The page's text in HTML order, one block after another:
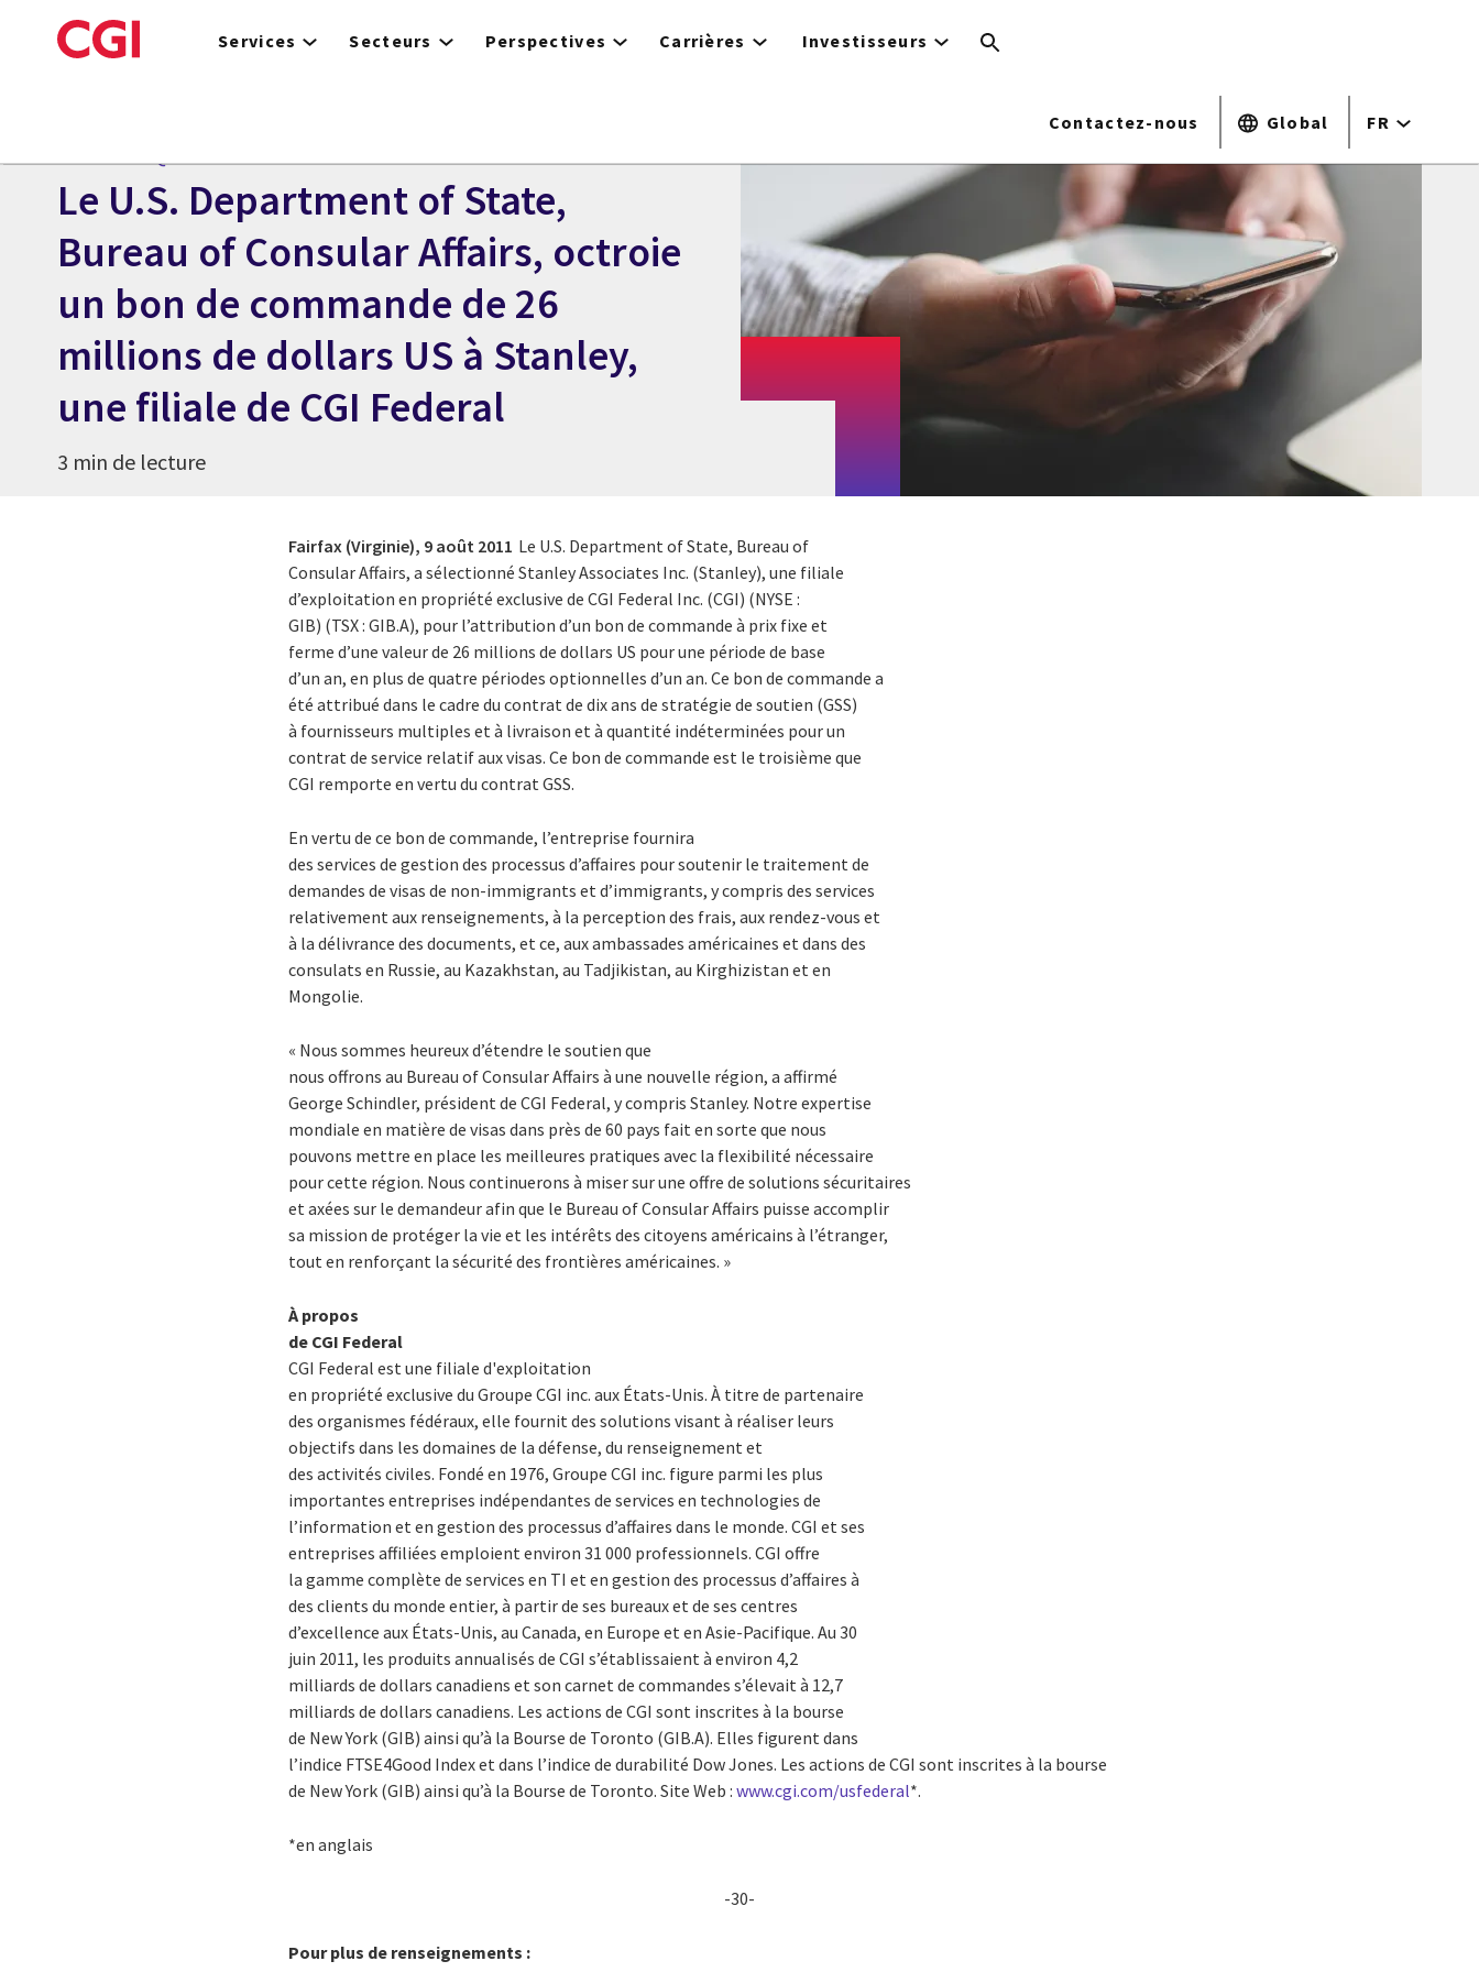
to
Services Secteurs Perspectives Carrières Investisseurs
Contactez-nous Global FR
Le U.S. Department of State,
Bureau of Consular Affairs, octroie
un bon de commande de 26
millions de dollars US à Stanley,
une filiale de CGI Federal
3 min de lecture
Fairfax (Virginie), 9 août 2011 Le U.S. Department of State, Bureau of
Consular Affairs, a sélectionné Stanley Associates Inc. (Stanley), une filiale
d’exploitation en propriété exclusive de CGI Federal Inc. (CGI) (NYSE :
GIB) (TSX : GIB.A), pour l’attribution d’un bon de commande à prix fixe et
ferme d’une valeur de 26 millions de dollars US pour une période de base
d’un an, en plus de quatre périodes optionnelles d’un an. Ce bon de commande a
été attribué dans le cadre du contrat de dix ans de stratégie de soutien (GSS)
à fournisseurs multiples et à livraison et à quantité indéterminées pour un
contrat de service relatif aux visas. Ce bon de commande est le troisième que
CGI remporte en vertu du contrat GSS.
En vertu de ce bon de commande, l’entreprise fournira
des services de gestion des processus d’affaires pour soutenir le traitement de
demandes de visas de non-immigrants et d’immigrants, y compris des services
relativement aux renseignements, à la perception des frais, aux rendez-vous et
à la délivrance des documents, et ce, aux ambassades américaines et dans des
consulats en Russie, au Kazakhstan, au Tadjikistan, au Kirghizistan et en
Mongolie.
« Nous sommes heureux d’étendre le soutien que
nous offrons au Bureau of Consular Affairs à une nouvelle région, a affirmé
George Schindler, président de CGI Federal, y compris Stanley. Notre expertise
mondiale en matière de visas dans près de 60 pays fait en sorte que nous
pouvons mettre en place les meilleures pratiques avec la flexibilité nécessaire
pour cette région. Nous continuerons à miser sur une offre de solutions sécuritaires
et axées sur le demandeur afin que le Bureau of Consular Affairs puisse accomplir
sa mission de protéger la vie et les intérêts des citoyens américains à l’étranger,
tout en renforçant la sécurité des frontières américaines. »
À propos
de CGI Federal
CGI Federal est une filiale d'exploitation
en propriété exclusive du Groupe CGI inc. aux États-Unis. À titre de partenaire
des organismes fédéraux, elle fournit des solutions visant à réaliser leurs
objectifs dans les domaines de la défense, du renseignement et
des activités civiles. Fondé en 1976, Groupe CGI inc. figure parmi les plus
importantes entreprises indépendantes de services en technologies de
l’information et en gestion des processus d’affaires dans le monde. CGI et ses
entreprises affiliées emploient environ 31 000 professionnels. CGI offre
la gamme complète de services en TI et en gestion des processus d’affaires à
des clients du monde entier, à partir de ses bureaux et de ses centres
d’excellence aux États-Unis, au Canada, en Europe et en Asie-Pacifique. Au 30
juin 2011, les produits annualisés de CGI s’établissaient à environ 4,2
milliards de dollars canadiens et son carnet de commandes s’élevait à 12,7
milliards de dollars canadiens. Les actions de CGI sont inscrites à la bourse
de New York (GIB) ainsi qu’à la Bourse de Toronto (GIB.A). Elles figurent dans
l’indice FTSE4Good Index et dans l’indice de durabilité Dow Jones. Les actions de CGI sont inscrites à la bourse
de New York (GIB) ainsi qu’à la Bourse de Toronto. Site Web :www.cgi.com/usfederal*.
*en anglais
-30-
Pour plus de renseignements :